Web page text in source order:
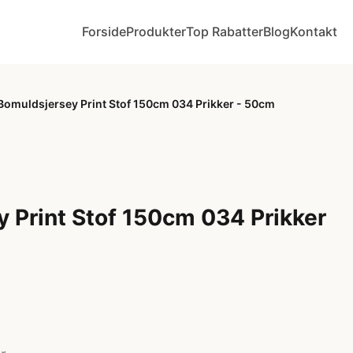
ForsideProdukterTop RabatterBlogKontakt
Print Stof 150cm 034 Prikker - 50cm
Print Stof 150cm 034 Prikker